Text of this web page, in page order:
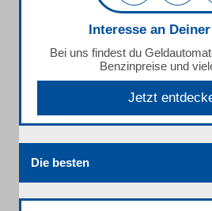
Interesse an
Bei uns findest du
Benzinpreise und
Jetzt
Die besten